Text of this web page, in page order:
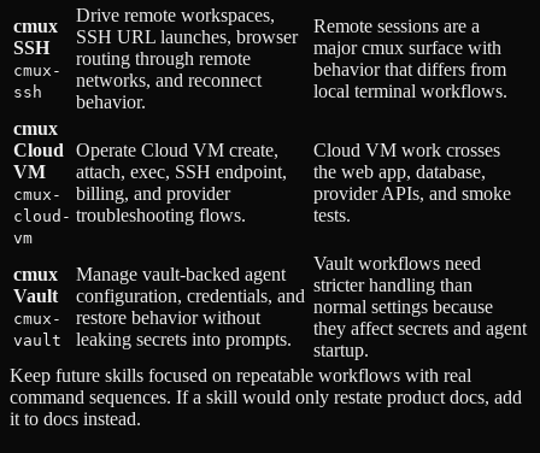
cmux
SSH
cmux-
ssh
Drive remote workspaces,
SSH URL launches, browser
routing through remote
networks, and reconnect
behavior.
Remote sessions are a
major cmux surface with
behavior that differs from
local terminal workflows.
cmux
Cloud
VM
cmux-
cloud-
vm
Operate Cloud VM create,
attach, exec, SSH endpoint,
billing, and provider
troubleshooting flows.
Cloud VM work crosses
the web app, database,
provider APIs, and smoke
tests.
cmux
Vault
cmux-
vault
Manage vault-backed agent
configuration, credentials, and
restore behavior without
leaking secrets into prompts.
Vault workflows need
stricter handling than
normal settings because
they affect secrets and agent
startup.
Keep future skills focused on repeatable workflows with real
command sequences. If a skill would only restate product docs, add
it to docs instead.